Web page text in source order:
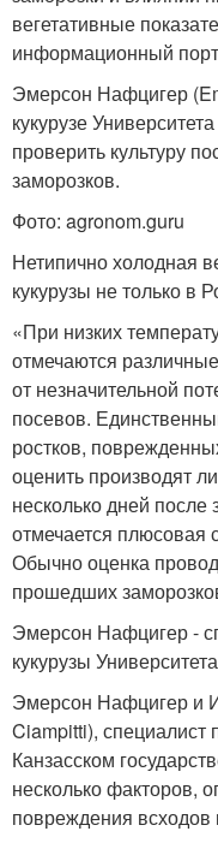
вегетативные
информационный
Эмерсон Нафцигер
кукурузе
проверить культуру
заморозков.
Фото: agronom.guru
Нетипично холодная
кукурузы не только в
«При низких
отмечаются
от незначительной
посевов.
ростков,
оценить производят
несколько дней после
отмечается плюсовая
Обычно оценка
прошедших
Эмерсон Нафцигер -
кукурузы
Эмерсон Нафцигер и
Ciampitti),
Канзасском
несколько факторов,
повреждения всходов